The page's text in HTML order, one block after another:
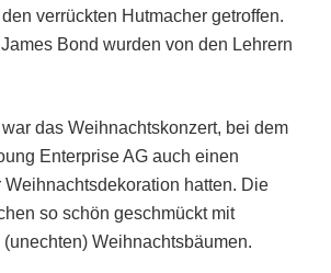
verrückten Hutmacher getroffen.
Bond wurden von den Lehrern
das Weihnachtskonzert, bei dem
Enterprise AG auch einen
Weihnachtsdekoration hatten. Die
so schön geschmückt mit
(unechten) Weihnachtsbäumen.